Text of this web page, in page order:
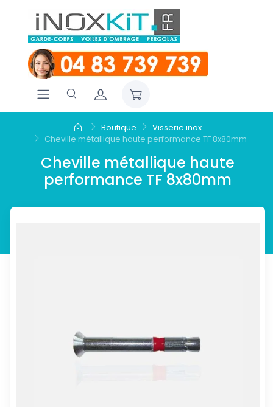
Boutique
Visserie inox
Cheville métallique haute performance TF 8x80mm
Cheville métallique haute
performance TF 8x80mm